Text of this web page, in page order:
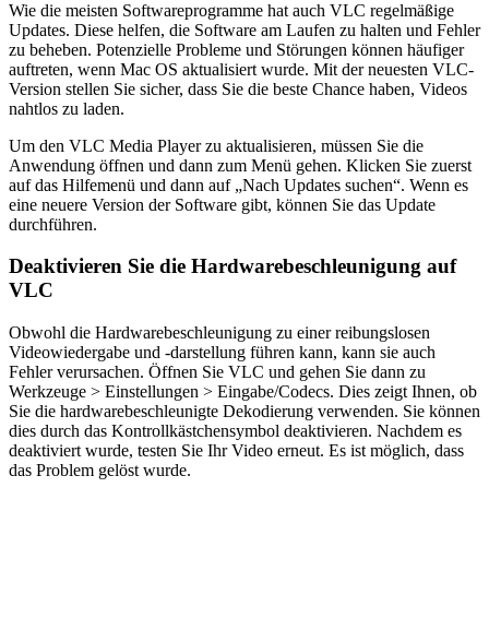
Wie die meisten Softwareprogramme hat auch VLC regelmäßige
Updates. Diese helfen, die Software am Laufen zu halten und Fehler
zu beheben. Potenzielle Probleme und Störungen können häufiger
auftreten, wenn Mac OS aktualisiert wurde. Mit der neuesten VLC-
Version stellen Sie sicher, dass Sie die beste Chance haben, Videos
nahtlos zu laden.
Um den VLC Media Player zu aktualisieren, müssen Sie die
Anwendung öffnen und dann zum Menü gehen. Klicken Sie zuerst
auf das Hilfemenü und dann auf „Nach Updates suchen“. Wenn es
eine neuere Version der Software gibt, können Sie das Update
durchführen.
Deaktivieren Sie die Hardwarebeschleunigung auf
VLC
Obwohl die Hardwarebeschleunigung zu einer reibungslosen
Videowiedergabe und -darstellung führen kann, kann sie auch
Fehler verursachen. Öffnen Sie VLC und gehen Sie dann zu
Werkzeuge > Einstellungen > Eingabe/Codecs. Dies zeigt Ihnen, ob
Sie die hardwarebeschleunigte Dekodierung verwenden. Sie können
dies durch das Kontrollkästchensymbol deaktivieren. Nachdem es
deaktiviert wurde, testen Sie Ihr Video erneut. Es ist möglich, dass
das Problem gelöst wurde.